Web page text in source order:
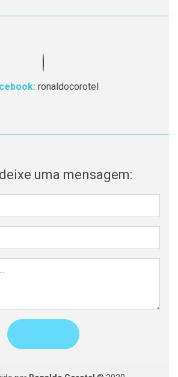
ronaldocorotel
uma mensagem: